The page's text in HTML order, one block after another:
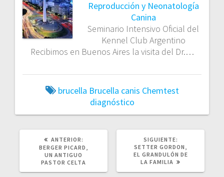
Reproducción y Neonatología
Canina
Seminario Intensivo Oficial del
Kennel Club Argentino
Recibimos en Buenos Aires la visita del Dr.…
brucella Brucella canis Chemtest
diagnóstico
ANTERIOR:
ANTERIOR:
BERGER PICARD,
UN ANTIGUO
PASTOR CELTA
SIGUIENTE:
POST:
SETTER GORDON,
EL GRANDULÓN DE
LA FAMILIA